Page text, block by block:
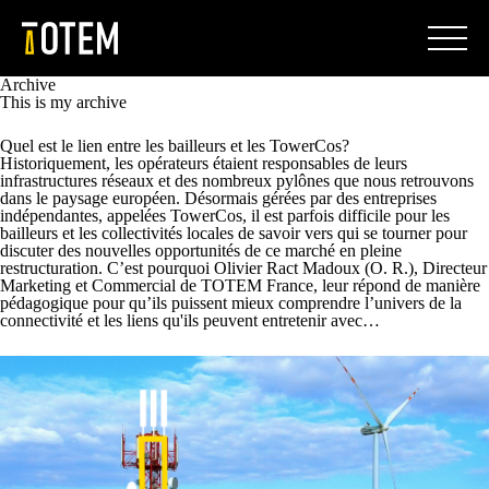
content
GROUPE
NOTRE HISTOIRE
TOTEM EN FRANCE
TOTEM EN ESPAGNE
LA RSE CHEZ TOTEM
TOTEM REUSE
PROPRIÉTAIRES
PROPRIÉTAIRE PRIVÉ
COLLECTIVITÉS TERRITORIALES
GROUPE
NOTRE HISTOIRE
TOTEM EN FRANCE
TOTEM EN ESPAGNE
TOTEM REUSE
CLIENTS
PROPRIÉTAIRES
Archive
This is my archive
Quel est le lien entre les bailleurs et les TowerCos?
Historiquement, les opérateurs étaient responsables de leurs
infrastructures réseaux et des nombreux pylônes que nous retrouvons
dans le paysage européen. Désormais gérées par des entreprises
indépendantes, appelées TowerCos, il est parfois difficile pour les
bailleurs et les collectivités locales de savoir vers qui se tourner pour
discuter des nouvelles opportunités de ce marché en pleine
restructuration. C’est pourquoi ​​Olivier Ract Madoux (O. R.), Directeur
Marketing et Commercial de TOTEM France, leur répond de manière
pédagogique pour qu’ils puissent mieux comprendre l’univers de la
connectivité et les liens qu'ils peuvent entretenir avec…